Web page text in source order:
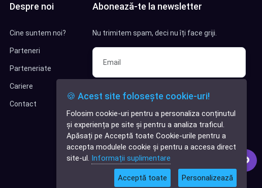
✕
Cauți o aplicație
software?
Despre noi
Cine suntem noi?
Parteneri
Parteneriate
Cariere
Contact
Abonează-te la newsletter
Nu trimitem spam, deci nu îți face griji.
Sunt interesat de clienți pentru
compania mea IT
Sunt interesat de achiziții software
Abonează-te
🍪 Acest site folosește cookie-uri!
Folosim cookie-uri pentru a personaliza conținutul
și experiența pe site și pentru a analiza traficul.
Apăsați pe Acceptă toate Cookie-urile pentru a
accepta modulele cookie și pentru a accesa direct
site-ul. Informații suplimentare
Acceptă toate Personalizează